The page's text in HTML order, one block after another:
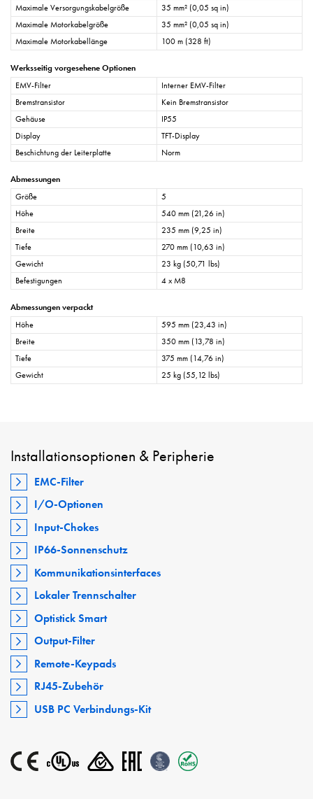
Maximale Versorgungskabelgröße
35 mm² (0,05 sq in)
Maximale Motorkabelgröße
35 mm² (0,05 sq in)
Maximale Motorkabellänge
100 m (328 ft)
Werksseitig vorgesehene Optionen
EMV-Filter
Interner EMV-Filter
Bremstransistor
Kein Bremstransistor
Gehäuse
IP55
Display
TFT-Display
Beschichtung der Leiterplatte
Norm
Abmessungen
Größe
5
Höhe
540 mm (21,26 in)
Breite
235 mm (9,25 in)
Tiefe
270 mm (10,63 in)
Gewicht
23 kg (50,71 lbs)
Befestigungen
4 x M8
Abmessungen verpackt
Höhe
595 mm (23,43 in)
Breite
350 mm (13,78 in)
Tiefe
375 mm (14,76 in)
Gewicht
25 kg (55,12 lbs)
Installationsoptionen & Peripherie
EMC-Filter
I/O-Optionen
Input-Chokes
IP66-Sonnenschutz
Kommunikationsinterfaces
Lokaler Trennschalter
Optistick Smart
Output-Filter
Remote-Keypads
RJ45-Zubehör
USB PC Verbindungs-Kit